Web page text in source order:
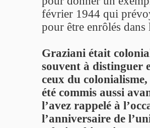
février 1944 qui
pour être enrôlés dans
Graziani était
souvent à distinguer
ceux du
été commis aussi
l’avez rappelé à
l’anniversaire de